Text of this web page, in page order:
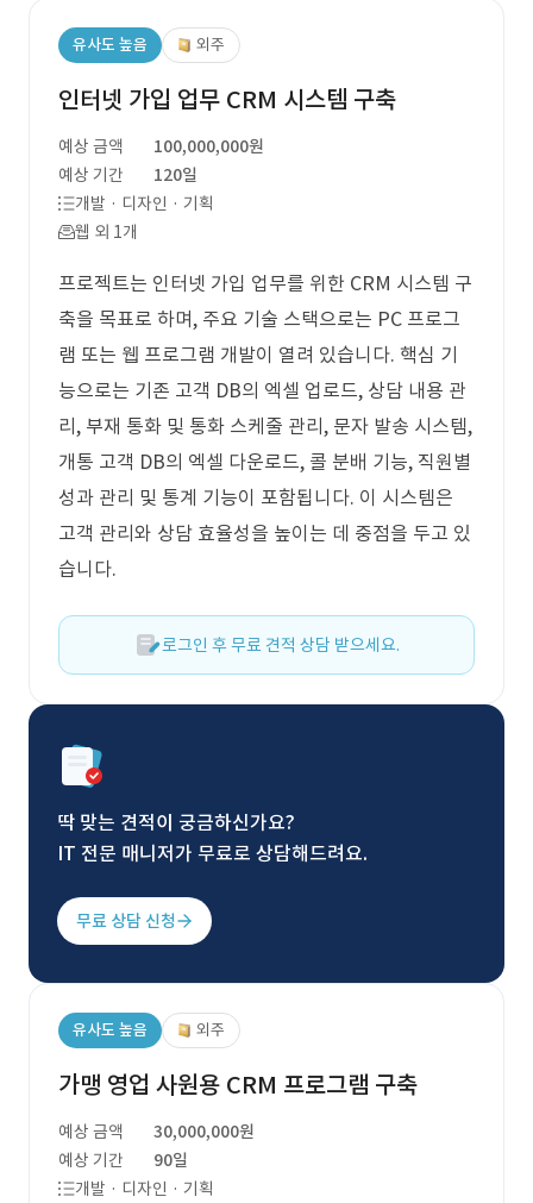
유사도 높음 외주
인터넷 가입 업무 CRM 시스템 구축
예상 금액
100,000,000원
예상 기간
120일
개발 · 디자인 · 기획
웹 외 1개
프로젝트는 인터넷 가입 업무를 위한 CRM 시스템 구
축을 목표로 하며, 주요 기술 스택으로는 PC 프로그
램 또는 웹 프로그램 개발이 열려 있습니다. 핵심 기
능으로는 기존 고객 DB의 엑셀 업로드, 상담 내용 관
리, 부재 통화 및 통화 스케줄 관리, 문자 발송 시스템,
개통 고객 DB의 엑셀 다운로드, 콜 분배 기능, 직원별
성과 관리 및 통계 기능이 포함됩니다. 이 시스템은
고객 관리와 상담 효율성을 높이는 데 중점을 두고 있
습니다.
로그인 후 무료 견적 상담 받으세요.
딱 맞는 견적이 궁금하신가요?
IT 전문 매니저가 무료로 상담해드려요.
무료 상담 신청
유사도 높음 외주
가맹 영업 사원용 CRM 프로그램 구축
예상 금액
30,000,000원
예상 기간
90일
개발 · 디자인 · 기획